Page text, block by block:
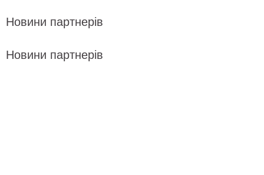
Новини партнерів
Новини партнерів